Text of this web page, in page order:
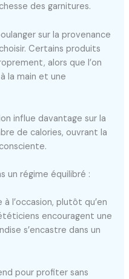
des garnitures.
sur la provenance
Certains produits
alors que l’on
la main et une
influe davantage sur la
de calories, ouvrant la
un régime équilibré :
l’occasion, plutôt qu’en
encouragent une
s’encastre dans un
pour profiter sans